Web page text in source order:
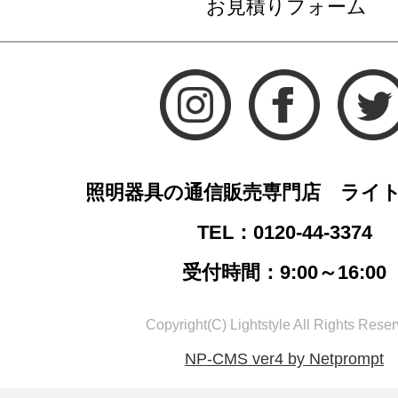
お見積りフォーム
照明器具の通信販売専門店 ライ
TEL：0120-44-3374
受付時間：9:00～16:00
Copyright(C) Lightstyle All Rights
NP-CMS ver4 by Netprompt